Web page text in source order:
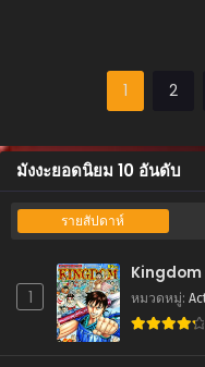
1 2
มังงะยอดนิยม 10 อันดับ
รายสัปดาห์
1 หมวดหมู่: